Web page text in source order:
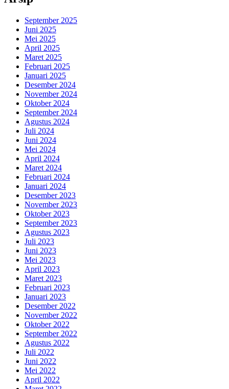
September 2025
Juni 2025
Mei 2025
April 2025
Maret 2025
Februari 2025
Januari 2025
Desember 2024
November 2024
Oktober 2024
September 2024
Agustus 2024
Juli 2024
Juni 2024
Mei 2024
April 2024
Maret 2024
Februari 2024
Januari 2024
Desember 2023
November 2023
Oktober 2023
September 2023
Agustus 2023
Juli 2023
Juni 2023
Mei 2023
April 2023
Maret 2023
Februari 2023
Januari 2023
Desember 2022
November 2022
Oktober 2022
September 2022
Agustus 2022
Juli 2022
Juni 2022
Mei 2022
April 2022